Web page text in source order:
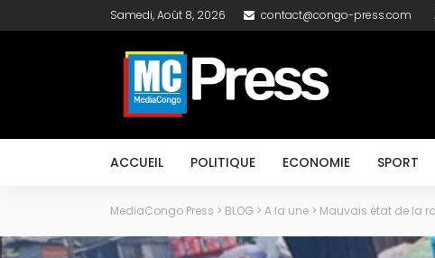
Samedi, Août 8, 2026 contact@congo-press.com
ACCUEIL POLITIQUE ECONOMIE SPORT
MediaCongo Press > BLOG > A la une > Mauvais état de la